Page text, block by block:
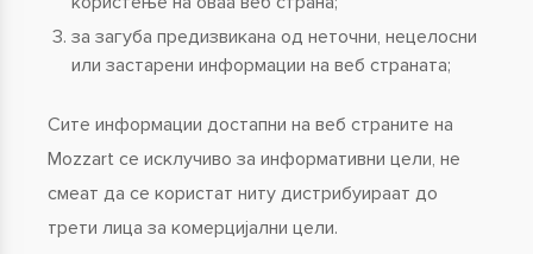
за загуба предизвикана од неточни, нецелосни
или застарени информации на веб страната;
Сите информации достапни на веб страните на
Mozzart се исклучиво за информативни цели, не
смеат да се користат ниту дистрибуираат до
трети лица за комерцијални цели.